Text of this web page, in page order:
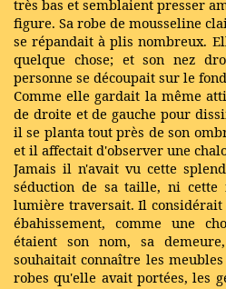
très bas et semblaient presser
figure. Sa robe de mousseline
se répandait à plis nombreux.
quelque chose; et son nez
personne se découpait sur le
Comme elle gardait la même
de droite et de gauche pour
il se planta tout près de son
et il affectait d'observer une
Jamais il n'avait vu cette
séduction de sa taille, ni cette
lumière traversait. Il considérait
ébahissement, comme une
étaient son nom, sa
souhaitait connaître les
robes qu'elle avait portées, les